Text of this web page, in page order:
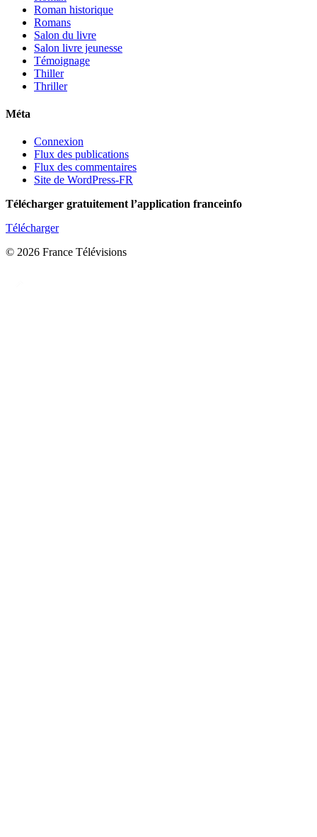
Roman historique
Romans
Salon du livre
Salon livre jeunesse
Témoignage
Thiller
Thriller
Méta
Connexion
Flux des publications
Flux des commentaires
Site de WordPress-FR
Télécharger gratuitement l’application franceinfo
Télécharger
© 2026 France Télévisions